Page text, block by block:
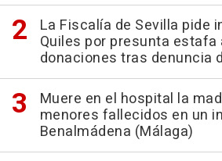
La Fiscalía de Sevilla pide
Quiles por presunta estafa
donaciones tras denuncia
Muere en el hospital la
menores fallecidos en un
Benalmádena (Málaga)